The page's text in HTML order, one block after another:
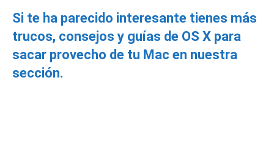
Si te ha parecido interesante tienes más
trucos, consejos y guías de OS X para
sacar provecho de tu Mac en nuestra
sección.